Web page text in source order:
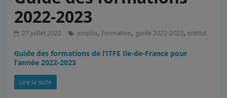
2022-2023
27 juillet 2022 emploi, Formation, guide 2022-2023, institut
Guide des formations de l’ITFE Ile-de-France pour
l’année 2022-2023
Lire la suite